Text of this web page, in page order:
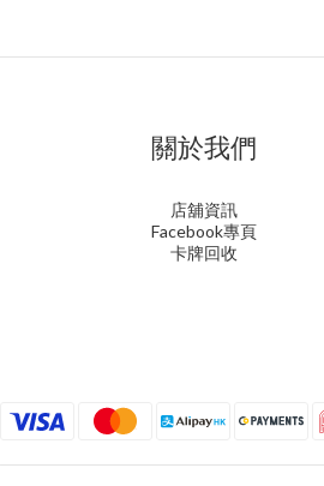
關於我們
店舖資訊
Facebook專頁
卡牌回收